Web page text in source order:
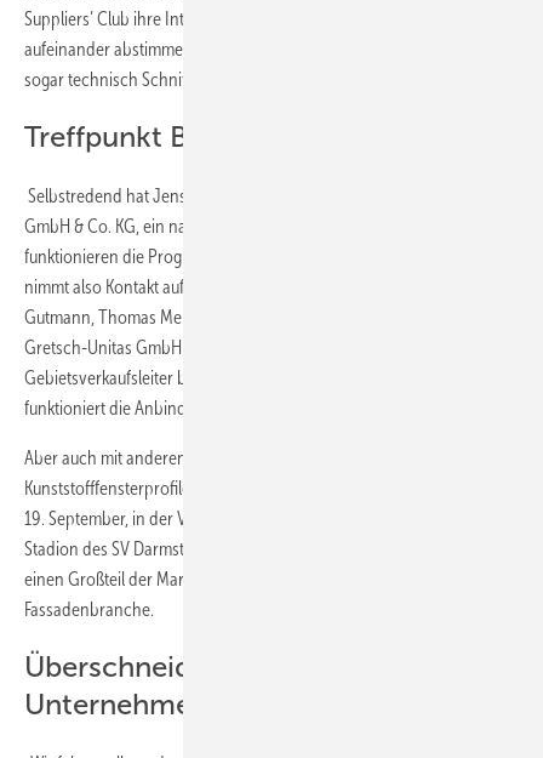
Suppliers’ Club ihre Interessen enger zu verzahnen. Ziele: Leistungen
aufeinander abstimmen, Zusammenarbeit sichtbar machen, vielleicht
sogar technisch Schnittstellen klären.
Treffpunkt Böllenfalltor in Darmstadt
Selbstredend hat Jens Johanni, Gebietsverkaufsleiter bei der Klaes
GmbH & Co. KG, ein natürliches Interesse am Austausch, schließlich
funktionieren die Programme nur mit entsprechender Datenbasis. Er
nimmt also Kontakt auf, mit Thomas Reinert, Gesamtvertriebsleiter
Gutmann, Thomas Menke, Vertriebsleiter Deutschland Nord bei der
Gretsch-Unitas GmbH Baubeschläge, mit Bernd Schneider,
Gebietsverkaufsleiter bei der Rotox Gruppe („Mit den Maschinen
funktioniert die Anbindung an unsere Software hervorragend“).
Aber auch mit anderen: Lüftung, Fensterlackierung, Lackhersteller,
Kunststofffensterprofile, Werkzeugproduzent – wer sich am Mittwoch,
19. September, in der VIP Loge von Johannis großer Liebe, dem
Stadion des SV Darmstadt am Böllenfalltor, umgesehen hat, blickte auf
einen Großteil der Marktsegmente in der Fenster- und
Fassadenbranche.
Überschneidungen bei den
Unternehmen vermieden